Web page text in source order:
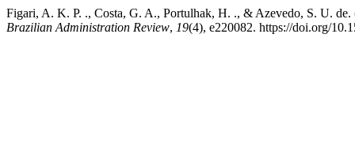
Figari, A. K. P. ., Costa, G. A., Portulhak, H. ., & Azevedo, S. U. de.
Brazilian Administration Review, 19(4), e220082. https://doi.org/